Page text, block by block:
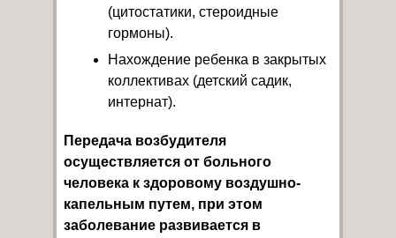
(цитостатики, стероидные
гормоны).
Нахождение ребенка в закрытых
коллективах (детский садик,
интернат).
Передача возбудителя
осуществляется от больного
человека к здоровому воздушно-
капельным путем, при этом
заболевание развивается в